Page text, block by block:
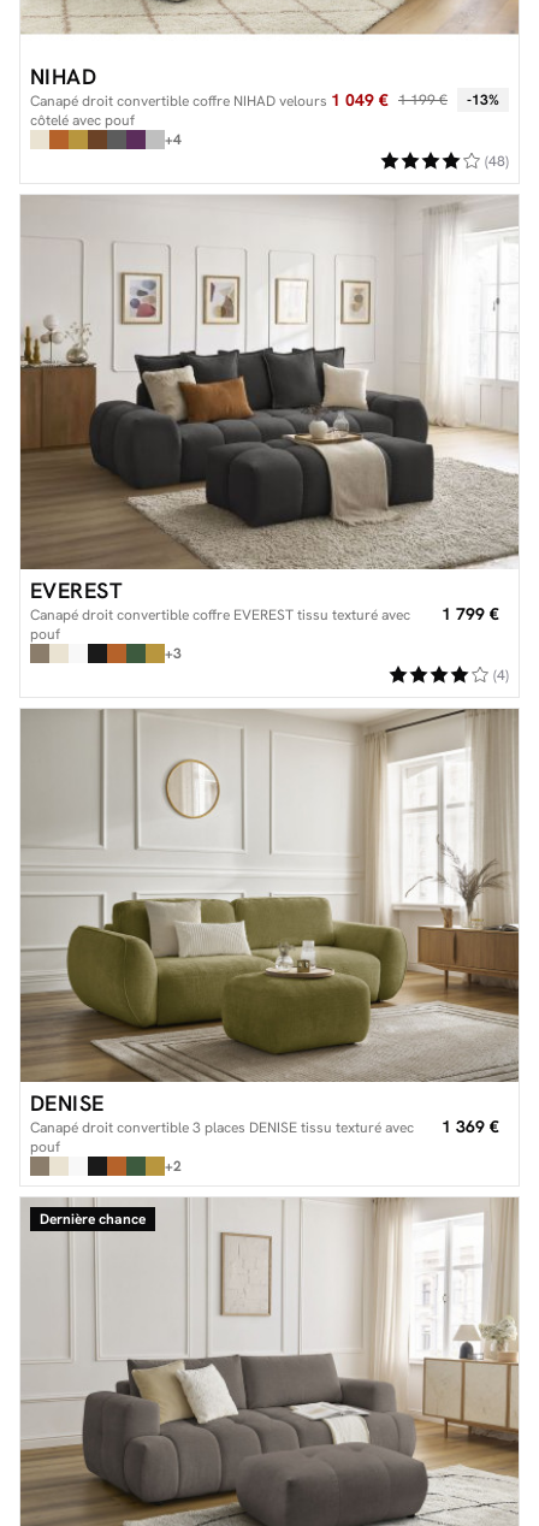
NIHAD
Canapé droit convertible coffre NIHAD velours
côtelé avec pouf
1 049 € 1 199 € -13%
+4
(48)
EVEREST
Canapé droit convertible coffre EVEREST tissu texturé avec
pouf
1 799 €
+3
(4)
DENISE
Canapé droit convertible 3 places DENISE tissu texturé avec
pouf
1 369 €
+2
Dernière chance